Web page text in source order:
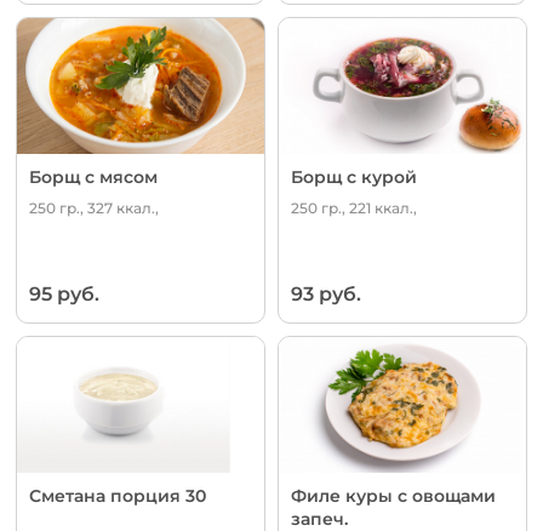
Борщ с мясом
250 гр., 327 ккал.,
95 руб.
Борщ с курой
250 гр., 221 ккал.,
93 руб.
Сметана порция 30
Филе куры с овощами
запеч.